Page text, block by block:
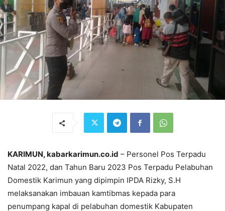
KARIMUN, kabarkarimun.co.id – Personel Pos Terpadu
Natal 2022, dan Tahun Baru 2023 Pos Terpadu Pelabuhan
Domestik Karimun yang dipimpin IPDA Rizky, S.H
melaksanakan imbauan kamtibmas kepada para
penumpang kapal di pelabuhan domestik Kabupaten